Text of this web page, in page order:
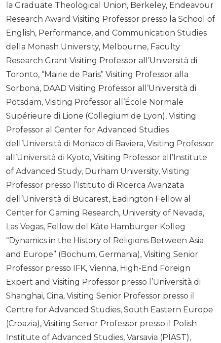
la Graduate Theological Union, Berkeley, Endeavour
Research Award Visiting Professor presso la School of
English, Performance, and Communication Studies
della Monash University, Melbourne, Faculty
Research Grant Visiting Professor all’Università di
Toronto, “Mairie de Paris” Visiting Professor alla
Sorbona, DAAD Visiting Professor all’Università di
Potsdam, Visiting Professor all’École Normale
Supérieure di Lione (Collegium de Lyon), Visiting
Professor al Center for Advanced Studies
dell’Università di Monaco di Baviera, Visiting Professor
all’Università di Kyoto, Visiting Professor all’Institute
of Advanced Study, Durham University, Visiting
Professor presso l’Istituto di Ricerca Avanzata
dell’Università di Bucarest, Eadington Fellow al
Center for Gaming Research, University of Nevada,
Las Vegas, Fellow del Käte Hamburger Kolleg
“Dynamics in the History of Religions Between Asia
and Europe” (Bochum, Germania), Visiting Senior
Professor presso IFK, Vienna, High-End Foreign
Expert and Visiting Professor presso l’Università di
Shanghai, Cina, Visiting Senior Professor presso il
Centre for Advanced Studies, South Eastern Europe
(Croazia), Visiting Senior Professor presso il Polish
Institute of Advanced Studies, Varsavia (PIAST),